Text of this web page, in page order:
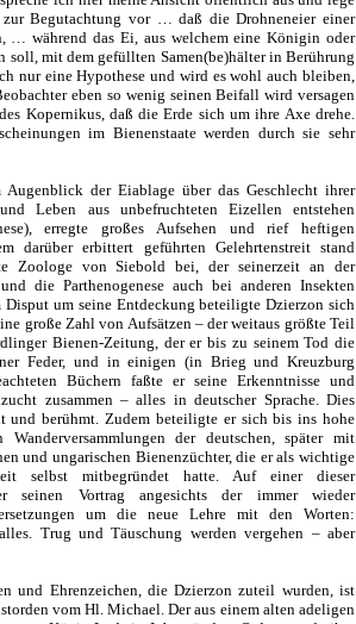
zur Begutachtung vor … daß die Drohneneier einer
… während das Ei, aus welchem eine Königin oder
soll, mit dem gefüllten Samen(be)hälter in Berührung
nur eine Hypothese und wird es wohl auch bleiben,
eben so wenig seinen Beifall wird versagen
Kopernikus, daß die Erde sich um ihre Axe drehe.
im Bienenstaate werden durch sie sehr
der Eiablage über das Geschlecht ihrer
Leben aus unbefruchteten Eizellen entstehen
erregte großes Aufsehen und rief heftigen
darüber erbittert geführten Gelehrtenstreit stand
Zoologe von Siebold bei, der seinerzeit an der
die Parthenogenese auch bei anderen Insekten
Disput um seine Entdeckung beteiligte Dzierzon sich
große Zahl von Aufsätzen – der weitaus größte Teil
Bienen-Zeitung, der er bis zu seinem Tod die
Feder, und in einigen (in Brieg und Kreuzburg
Büchern faßte er seine Erkenntnisse und
zusammen – alles in deutscher Sprache. Dies
und berühmt. Zudem beteiligte er sich bis ins hohe
der deutschen, später mit
und ungarischen Bienenzüchter, die er als wichtige
selbst mitbegründet hatte. Auf einer dieser
seinen Vortrag angesichts der immer wieder
um die neue Lehre mit den Worten:
Trug und Täuschung werden vergehen – aber
und Ehrenzeichen, die Dzierzon zuteil wurden, ist
vom Hl. Michael. Der aus einem alten adeligen